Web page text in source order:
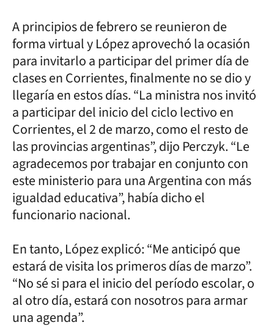
A principios de febrero se reunieron de
forma virtual y López aprovechó la ocasión
para invitarlo a participar del primer día de
clases en Corrientes, finalmente no se dio y
llegaría en estos días. “La ministra nos invitó
a participar del inicio del ciclo lectivo en
Corrientes, el 2 de marzo, como el resto de
las provincias argentinas”, dijo Perczyk. “Le
agradecemos por trabajar en conjunto con
este ministerio para una Argentina con más
igualdad educativa”, había dicho el
funcionario nacional.
En tanto, López explicó: “Me anticipó que
estará de visita los primeros días de marzo”.
“No sé si para el inicio del período escolar, o
al otro día, estará con nosotros para armar
una agenda”.